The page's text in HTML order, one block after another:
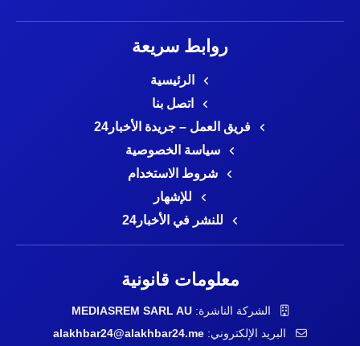
روابط سريعة
الرئيسية
اتصل بنا
فريق العمل – جريدة الأخبار24
سياسة الخصوصية
شروط الاستخدام
للإشهار
للنشر في الأخبار24
معلومات قانونية
الشركة الناشرة:MEDIASREM SARL AU
البريد الإلكتروني: alakhbar24@alakhbar24.me